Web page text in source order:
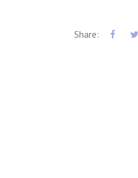
Share: